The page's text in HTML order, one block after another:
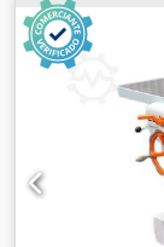
producción.
máximo: 450 x
eléctrica 230 V